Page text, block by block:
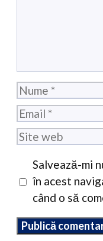
Nume
Email
Site
Salvează-mi
în acest
când o să